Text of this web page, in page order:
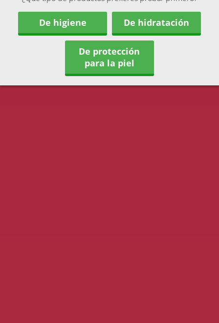
De higiene De hidratación
De protección
para la piel